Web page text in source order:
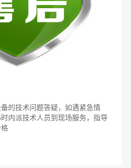
工业过滤为核心应用技术团队创
工业过滤方面设计研发制造的技